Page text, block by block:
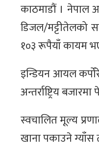
काठमाडौं । नेपाल
डिजल/मट्टीतेलको
१०३ रूपैयाँ कायम
इन्डियन आयल
अन्तर्राष्ट्रिय
स्वचालित मूल्य
खाना पकाउने